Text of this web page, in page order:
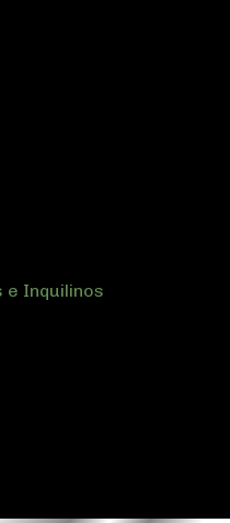
e Inquilinos